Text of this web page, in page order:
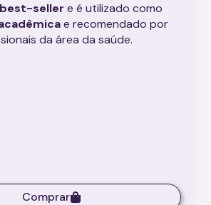
best-seller e é utilizado como
e recomendado por
da área da saúde.
Comprar